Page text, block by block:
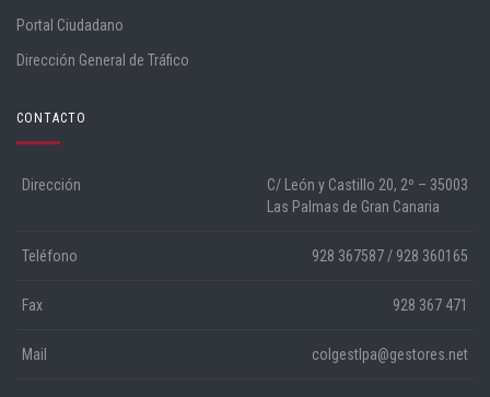
Portal Ciudadano
Dirección General de Tráfico
CONTACTO
Dirección
C/ León y Castillo 20, 2º – 35003
Las Palmas de Gran Canaria
Teléfono 928 367587 / 928 360165
Fax 928 367 471
Mail colgestlpa@gestores.net